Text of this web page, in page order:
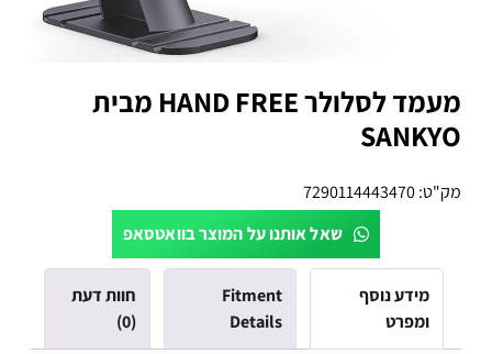
מעמד לסלולר HAND FREE מבית
SANKYO
מק"ט:7290114443470
שאל אותנו על המוצר בוואטסאפ
מידע נוסף
ומפרט
Fitment
Details
חוות דעת
(0)